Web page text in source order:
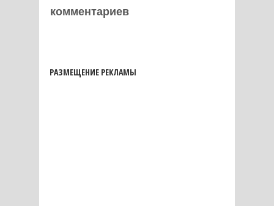
комментариев
РАЗМЕЩЕНИЕ РЕКЛАМЫ